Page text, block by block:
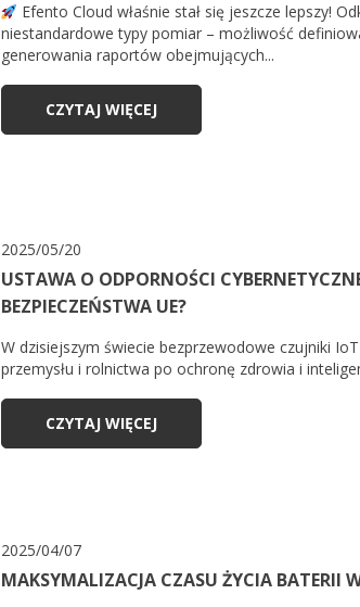
Efento Cloud właśnie stał się jeszcze lepszy!
niestandardowe typy pomiar – możliwość
generowania raportów obejmujących...
CZYTAJ WIĘCEJ
2025/05/20
USTAWA O ODPORNOŚCI
BEZPIECZEŃSTWA UE?
W dzisiejszym świecie bezprzewodowe czujniki
przemysłu i rolnictwa po ochronę zdrowia i
CZYTAJ WIĘCEJ
2025/04/07
MAKSYMALIZACJA CZASU ŻYCIA BATERII